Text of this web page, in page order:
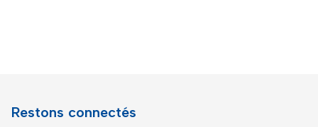
Restons connectés